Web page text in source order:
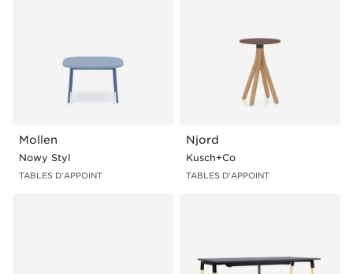
Mollen
Nowy Styl
TABLES D'APPOINT
Njord
Kusch+Co
TABLES D'APPOINT